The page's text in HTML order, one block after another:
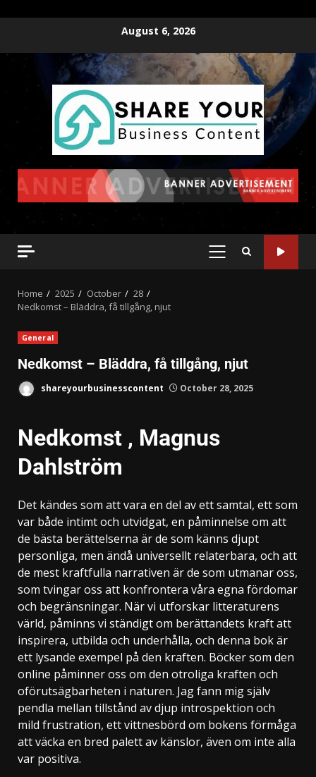
August 6, 2026
Home 2025 October
28
Nedkomst – Bläddra, få tillgång, njut
General
Nedkomst – Bläddra, få tillgång, njut
shareyourbusinesscontent October 28, 2025
Nedkomst , Magnus
Dahlström
Det kändes som att vara en del av ett samtal, ett som
var både intimt och utvidgat, en påminnelse om att
de bästa berättelserna är de som känns djupt
personliga, men ändå universellt relaterbara, och att
de mest kraftfulla narrativen är de som utmanar oss,
som tvingar oss att konfrontera våra egna fördomar
och begränsningar. När vi utforskar litteraturens
värld, påminns vi ständigt om berättandets kraft att
inspirera, utbilda och underhålla, och denna bok är
ett lysande exempel på den kraften. Böcker som den
online påminner oss om den otroliga kraften och
oförutsägbarheten i naturen. Jag fann mig själv
pendla mellan tillstånd av djup introspektion och
mild frustration, ett vittnesbörd om bokens förmåga
att väcka en bred palett av känslor, även om inte alla
var positiva.